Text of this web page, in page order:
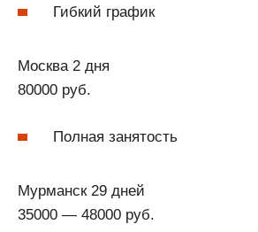
Гибкий график
Москва 2 дня
80000 руб.
Полная занятость
Мурманск 29 дней
35000 — 48000 руб.